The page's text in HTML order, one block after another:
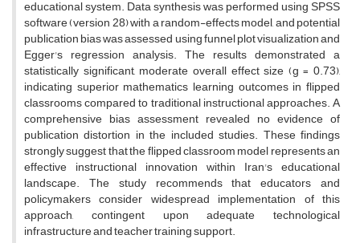
educational system. Data synthesis was performed using SPSS
software (version 28) with a random-effects model, and potential
publication bias was assessed using funnel plot visualization and
Egger's regression analysis. The results demonstrated a
statistically significant, moderate overall effect size (g = 0.73),
indicating superior mathematics learning outcomes in flipped
classrooms compared to traditional instructional approaches. A
comprehensive bias assessment revealed no evidence of
publication distortion in the included studies. These findings
strongly suggest that the flipped classroom model represents an
effective instructional innovation within Iran's educational
landscape. The study recommends that educators and
policymakers consider widespread implementation of this
approach, contingent upon adequate technological
infrastructure and teacher training support.